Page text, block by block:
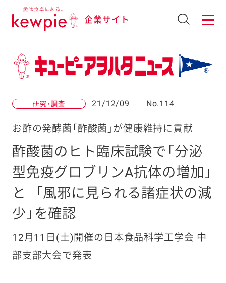
企業サイト
研究・調査 21/12/09 No.114
お酢の発酵菌「酢酸菌」が健康維持に貢献
酢酸菌のヒト臨床試験で「分泌
型免疫グロブリンA抗体の増加」
と
「風邪に見られる諸症状の減
少」を確認
12月11日(土)開催の日本食品科学工学会 中
部支部大会で発表